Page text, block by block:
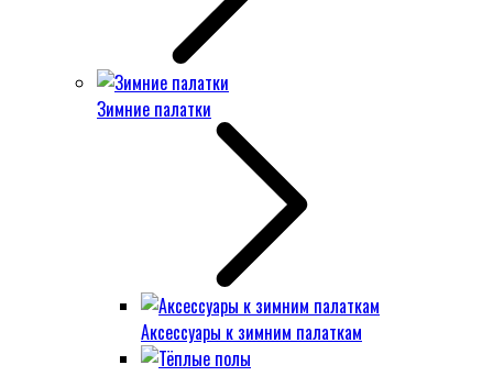
Зимние палатки
Аксессуары к зимним палаткам